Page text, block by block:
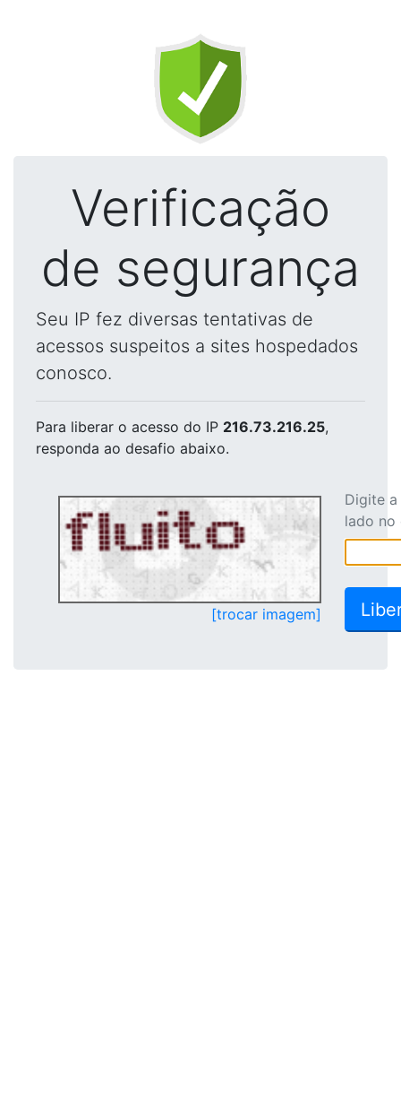
Verificação
de segurança
Seu IP fez diversas tentativas de
acessos suspeitos a sites hospedados
conosco.
Para liberar o acesso do IP 216.73.216.25,
responda ao desafio abaixo.
[trocar imagem]
Digite
lado no